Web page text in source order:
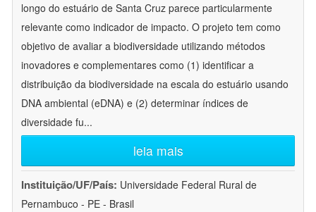
longo do estuário de Santa Cruz parece particularmente
relevante como indicador de impacto. O projeto tem como
objetivo de avaliar a biodiversidade utilizando métodos
inovadores e complementares como (1) identificar a
distribuição da biodiversidade na escala do estuário usando
DNA ambiental (eDNA) e (2) determinar índices de
diversidade fu...
leia mais
Instituição/UF/País: Universidade Federal Rural de
Pernambuco - PE - Brasil